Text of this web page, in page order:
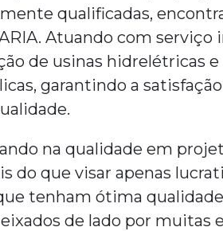
qualificadas,
Atuando com serviço
de usinas hidrelétricas
garantindo a
na qualidade em
do que visar apenas
tenham ótima
de lado por muitas